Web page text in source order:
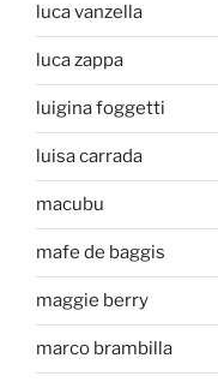
luca vanzella
luca zappa
luigina foggetti
luisa carrada
macubu
mafe de baggis
maggie berry
marco brambilla